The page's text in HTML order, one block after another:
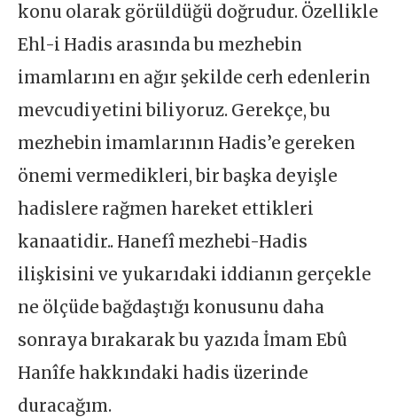
konu olarak görüldüğü doğrudur. Özellikle
Ehl-i Hadis arasında bu mezhebin
imamlarını en ağır şekilde cerh edenlerin
mevcudiyetini biliyoruz. Gerekçe, bu
mezhebin imamlarının Hadis’e gereken
önemi vermedikleri, bir başka deyişle
hadislere rağmen hareket ettikleri
kanaatidir.. Hanefî mezhebi-Hadis
ilişkisini ve yukarıdaki iddianın gerçekle
ne ölçüde bağdaştığı konusunu daha
sonraya bırakarak bu yazıda İmam Ebû
Hanîfe hakkındaki hadis üzerinde
duracağım.